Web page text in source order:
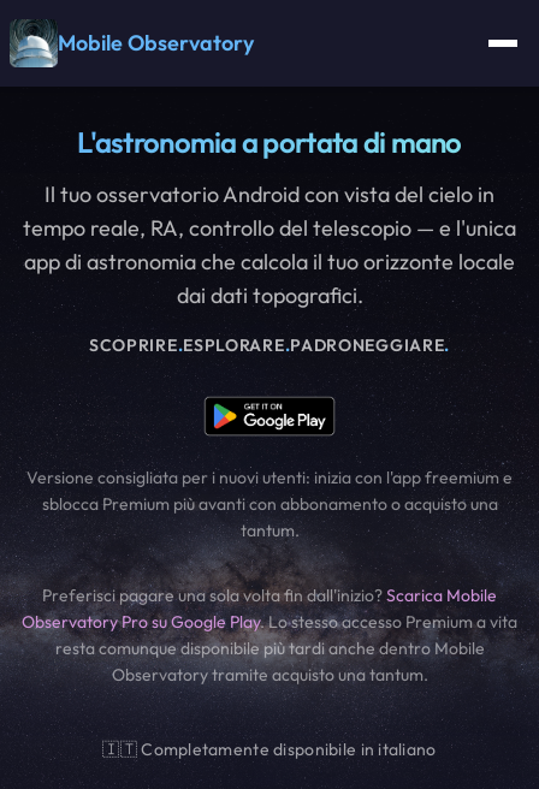
Mobile Observatory
L'astronomia a portata di mano
Il tuo osservatorio Android con vista del cielo in
tempo reale, RA, controllo del telescopio — e l'unica
app di astronomia che calcola il tuo orizzonte locale
dai dati topografici.
SCOPRIRE.ESPLORARE.PADRONEGGIARE.
Versione consigliata per i nuovi utenti: inizia con l'app freemium e
sblocca Premium più avanti con abbonamento o acquisto una
tantum.
Preferisci pagare una sola volta fin dall'inizio?Scarica Mobile
Observatory Pro su Google Play. Lo stesso accesso Premium a vita
resta comunque disponibile più tardi anche dentro Mobile
Observatory tramite acquisto una tantum.
🇮🇹 Completamente disponibile in italiano